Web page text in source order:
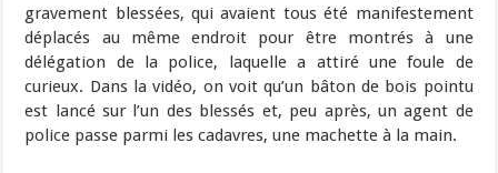
gravement blessées, qui avaient tous été manifestement
déplacés au même endroit pour être montrés à une
délégation de la police, laquelle a attiré une foule de
curieux. Dans la vidéo, on voit qu’un bâton de bois pointu
est lancé sur l’un des blessés et, peu après, un agent de
police passe parmi les cadavres, une machette à la main.